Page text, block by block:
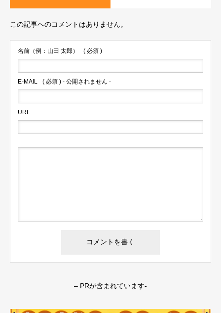
この記事へのコメントはありません。
名前（例：山田 太郎） ( 必須 )
E-MAIL ( 必須 ) - 公開されません -
URL
– PRが含まれています-